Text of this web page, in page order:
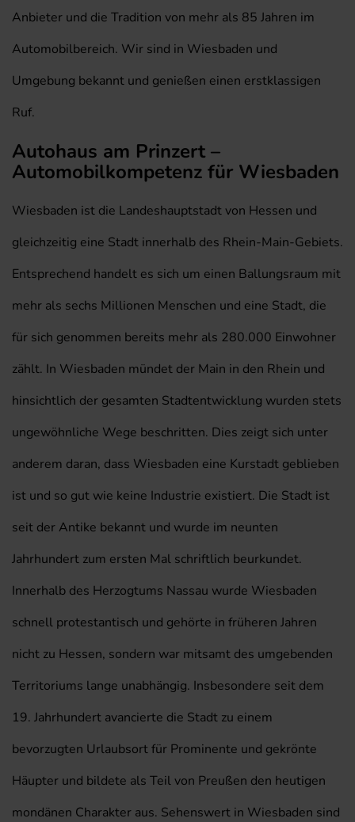
Anbieter und die Tradition von mehr als 85 Jahren im
Automobilbereich. Wir sind in Wiesbaden und
Umgebung bekannt und genießen einen erstklassigen
Ruf.
Autohaus am Prinzert –
Automobilkompetenz für Wiesbaden
Wiesbaden ist die Landeshauptstadt von Hessen und
gleichzeitig eine Stadt innerhalb des Rhein-Main-Gebiets.
Entsprechend handelt es sich um einen Ballungsraum mit
mehr als sechs Millionen Menschen und eine Stadt, die
für sich genommen bereits mehr als 280.000 Einwohner
zählt. In Wiesbaden mündet der Main in den Rhein und
hinsichtlich der gesamten Stadtentwicklung wurden stets
ungewöhnliche Wege beschritten. Dies zeigt sich unter
anderem daran, dass Wiesbaden eine Kurstadt geblieben
ist und so gut wie keine Industrie existiert. Die Stadt ist
seit der Antike bekannt und wurde im neunten
Jahrhundert zum ersten Mal schriftlich beurkundet.
Innerhalb des Herzogtums Nassau wurde Wiesbaden
schnell protestantisch und gehörte in früheren Jahren
nicht zu Hessen, sondern war mitsamt des umgebenden
Territoriums lange unabhängig. Insbesondere seit dem
19. Jahrhundert avancierte die Stadt zu einem
bevorzugten Urlaubsort für Prominente und gekrönte
Häupter und bildete als Teil von Preußen den heutigen
mondänen Charakter aus. Sehenswert in Wiesbaden sind